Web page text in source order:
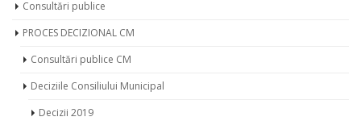
Consultări publice
PROCES DECIZIONAL CM
Consultări publice CM
Deciziile Consiliului Municipal
Decizii 2019